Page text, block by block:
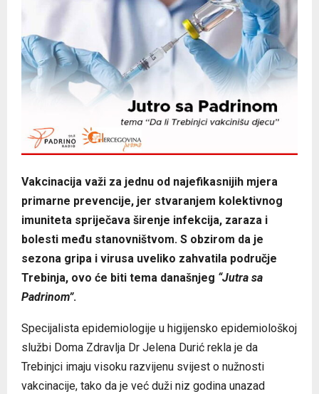
Vakcinacija važi za jednu od najefikasnijih mjera
primarne prevencije, jer stvaranjem kolektivnog
imuniteta spriječava širenje infekcija, zaraza i
bolesti među stanovništvom. S obzirom da je
sezona gripa i virusa uveliko zahvatila područje
Trebinja, ovo će biti tema današnjeg “Jutra sa
Padrinom”.
Specijalista epidemiologije u higijensko epidemiološkoj
službi Doma Zdravlja Dr Jelena Durić rekla je da
Trebinjci imaju visoku razvijenu svijest o nužnosti
vakcinacije, tako da je već duži niz godina unazad